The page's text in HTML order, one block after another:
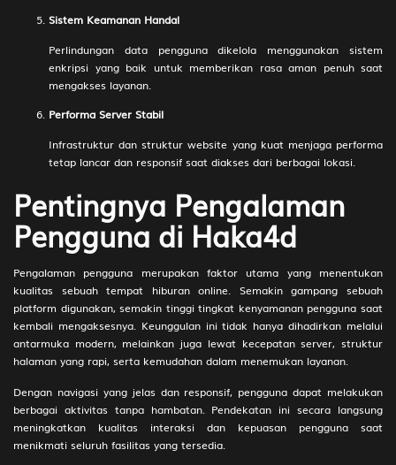
Karung - Jeruk Manis - Piring -
Wilutama
17-34-
67)
Pemabuk - Ikan Bendera -
Setopan - Jeruk Keprok - Ember -
Bomanarakasura
55)
Kaki,Kaus - Lapangan - Durna
71)
223
Kwan Kong - Ikan Kakap -
P.Salya
2D
81)
224
Penjaga Malam - Tongkol - TV
(Televisi) - Lengkeng -
Kecelakaan - Trijati
2D
98 (96-
50-69-
00)
226
Alat Cukur 3D
949
227
Ambil Kelapa
Sistem Keamanan Handal
Perlindungan data pengguna dikelola menggunakan sistem
enkripsi yang baik untuk memberikan rasa aman penuh saat
mengakses layanan.
Performa Server Stabil
Infrastruktur dan struktur website yang kuat menjaga performa
tetap lancar dan responsif saat diakses dari berbagai lokasi.
Pentingnya Pengalaman
Pengguna di Haka4d
Pengalaman pengguna merupakan faktor utama yang menentukan
kualitas sebuah tempat hiburan online. Semakin gampang sebuah
platform digunakan, semakin tinggi tingkat kenyamanan pengguna saat
kembali mengaksesnya. Keunggulan ini tidak hanya dihadirkan melalui
antarmuka modern, melainkan juga lewat kecepatan server, struktur
halaman yang rapi, serta kemudahan dalam menemukan layanan.
Dengan navigasi yang jelas dan responsif, pengguna dapat melakukan
berbagai aktivitas tanpa hambatan. Pendekatan ini secara langsung
meningkatkan kualitas interaksi dan kepuasan pengguna saat
menikmati seluruh fasilitas yang tersedia.